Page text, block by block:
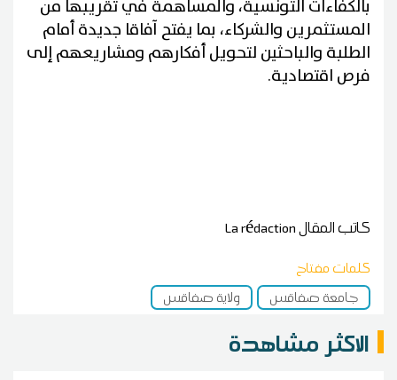
بالكفاءات التونسية، والمساهمة في تقريبها من
المستثمرين والشركاء، بما يفتح آفاقا جديدة أمام
الطلبة والباحثين لتحويل أفكارهم ومشاريعهم إلى
فرص اقتصادية.
كاتب المقالLa rédaction
كلمات مفتاح
جامعة صفاقس
ولاية صفاقس
الاكثر مشاهدة